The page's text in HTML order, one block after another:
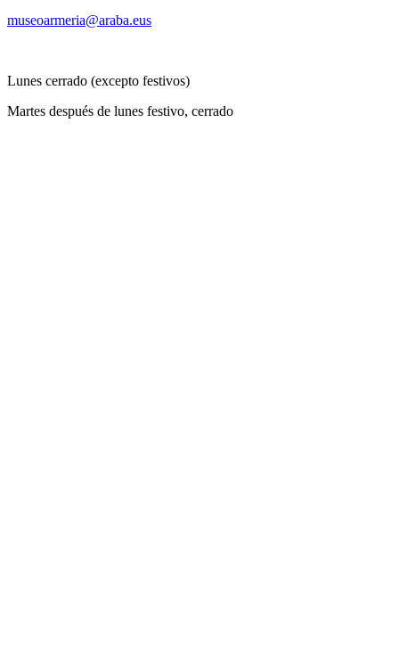
museoarmeria@araba.eus
Lunes cerrado (excepto festivos)
Martes después de lunes festivo, cerrado